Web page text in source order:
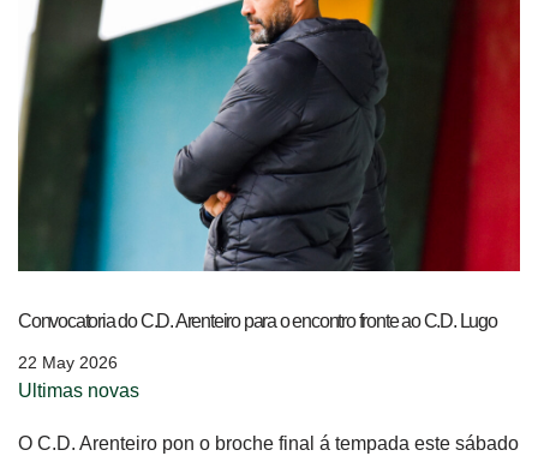
Convocatoria do C.D. Arenteiro para o encontro fronte ao C.D. Lugo
22 May 2026
Ultimas novas
O C.D. Arenteiro pon o broche final á tempada este sábado